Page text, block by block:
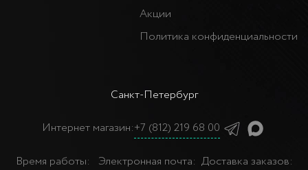
Санкт-Петербург
Интернет магазин:+7 (812) 219 68 00
Время работы:
Электронная почта: Доставка заказов:
Акции
Политика конфиденциальности